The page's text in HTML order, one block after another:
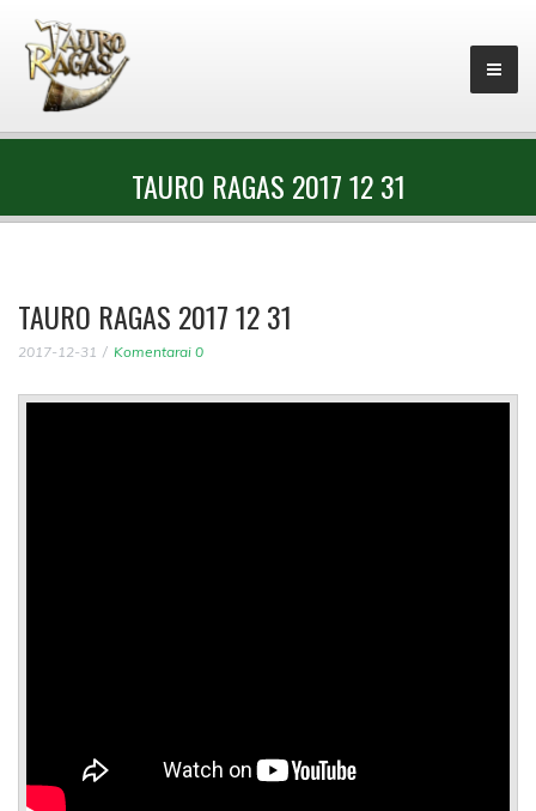
TAURO RAGAS 2017 12 31
TAURO RAGAS 2017 12 31
2017-12-31 Komentarai 0